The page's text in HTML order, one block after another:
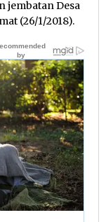
jembatan Desa
(26/1/2018).